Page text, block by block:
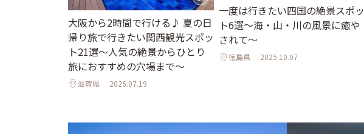
大阪から2時間で行ける♪ 夏の日
帰り旅で行きたい関西観光スポッ
ト21選～人気の絶景からひとり
旅におすすめの穴場まで～
滋賀県 2026.07.19
一度は行きたい四国の絶景スポッ
ト6選〜海・山・川の風景に癒や
されて〜
徳島県 2025.10.07